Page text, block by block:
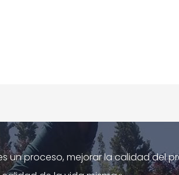
un proceso, mejorar la calidad del